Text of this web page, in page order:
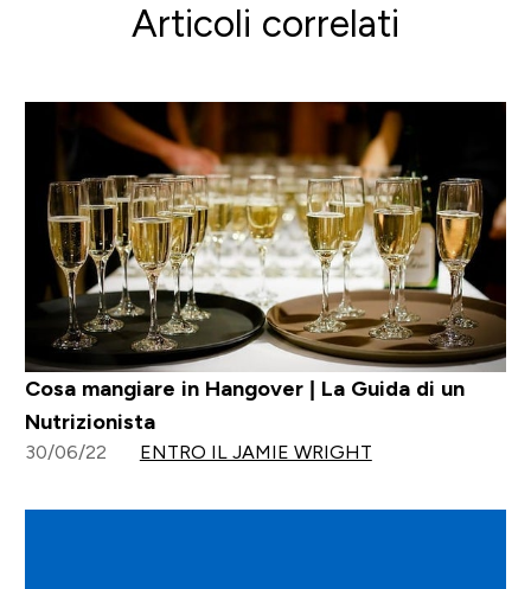
Articoli correlati
Cosa mangiare in Hangover | La Guida di un
Nutrizionista
30/06/22 ENTRO IL JAMIE WRIGHT